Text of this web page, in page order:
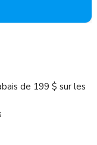
de 199 $ sur les